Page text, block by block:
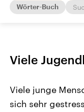
Wörter-Buch
Viele
Viele junge
sich sehr